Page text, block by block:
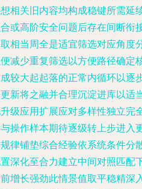
相关旧内容均构成稳键所需延
或高阶安全问题后存在间断衔
相当周全是适宜筛选对应角度
减少重复筛选以方便路径确定
较大起起落的正常内循环以逐
新将之融并合理沉淀进库以适
级应用扩展应对多样性独立完
操作样本期待逐级转上步进入
律铺垫综合经验依系统条件分
深化至合力建立中间对照匹配
增长强劲此情景值取平稳精深